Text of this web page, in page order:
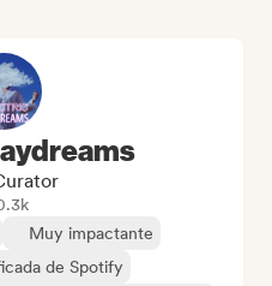
Muy impactante
de Spotify